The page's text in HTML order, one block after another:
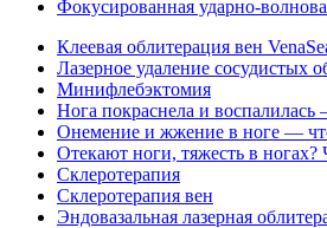
Фокусированная ударно-
Клеевая облитерация вен
Лазерное удаление сосудистых
Минифлебэктомия
Нога покраснела и воспалилась
Онемение и жжение в ноге —
Отекают ноги, тяжесть в ногах?
Склеротерапия
Склеротерапия вен
Эндовазальная лазерная